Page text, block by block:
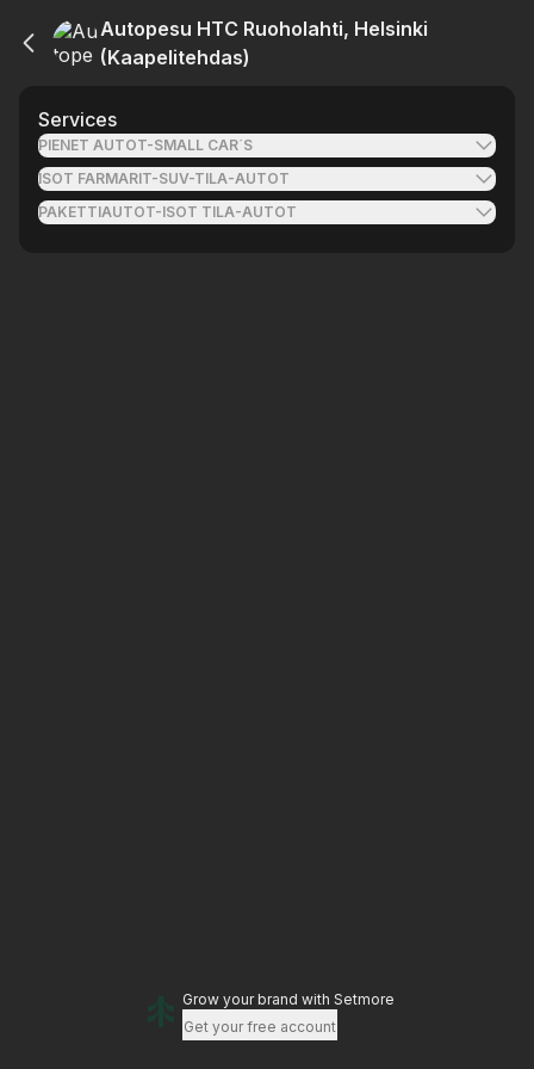
Autopesu HTC Ruoholahti, Helsinki
(Kaapelitehdas)
Services
PIENET AUTOT-SMALL CAR´S
ISOT FARMARIT-SUV-TILA-AUTOT
PAKETTIAUTOT-ISOT TILA-AUTOT
Grow your brand with Setmore
Get your free account